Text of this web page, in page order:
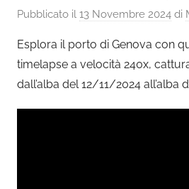
Pubblicato il 13 Novembre 2024 di
Esplora il porto di Genova con
timelapse a velocità 240x,
dall’alba del 12/11/2024 all’alba